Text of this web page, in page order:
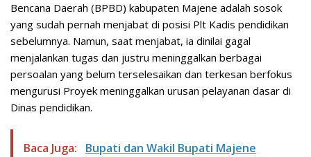
Bencana Daerah (BPBD) kabupaten Majene adalah sosok
yang sudah pernah menjabat di posisi Plt Kadis pendidikan
sebelumnya. Namun, saat menjabat, ia dinilai gagal
menjalankan tugas dan justru meninggalkan berbagai
persoalan yang belum terselesaikan dan terkesan berfokus
mengurusi Proyek meninggalkan urusan pelayanan dasar di
Dinas pendidikan.
Baca Juga:
Bupati dan Wakil Bupati Majene